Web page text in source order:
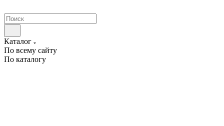
Каталог
По всему сайту
По каталогу